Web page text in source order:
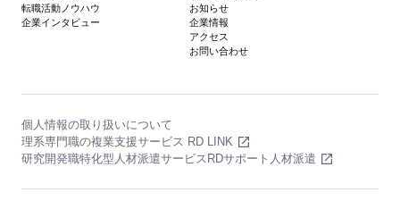
転職活動ノウハウ
企業インタビュー
お知らせ
企業情報
アクセス
お問い合わせ
個人情報の取り扱いについて
理系専門職の複業支援サービス RD LINK
研究開発職特化型人材派遣サービスRDサポート人材派遣